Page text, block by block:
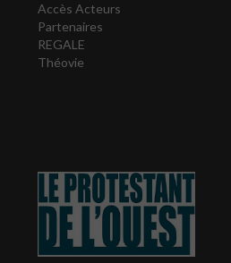
Accès Acteurs
Partenaires
REGALE
Théovie